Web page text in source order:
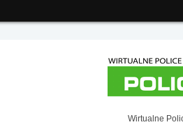
in
Wirtualne